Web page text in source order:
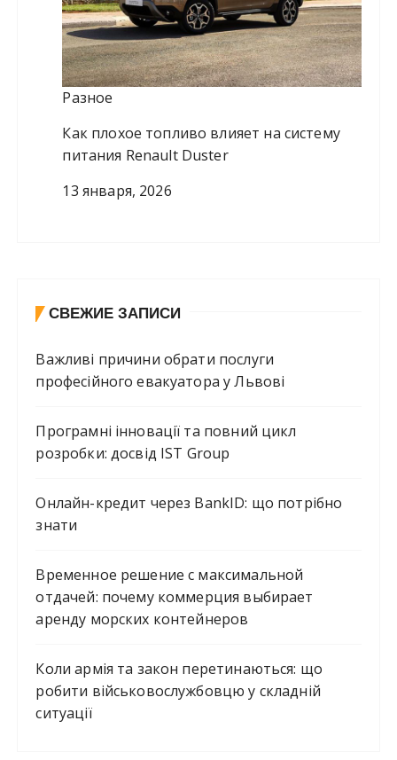
Разное
Как плохое топливо влияет на систему
питания Renault Duster
13 января, 2026
СВЕЖИЕ ЗАПИСИ
Важливі причини обрати послуги
професійного евакуатора у Львові
Програмні інновації та повний цикл
розробки: досвід IST Group
Онлайн-кредит через BankID: що потрібно
знати
Временное решение с максимальной
отдачей: почему коммерция выбирает
аренду морских контейнеров
Коли армія та закон перетинаються: що
робити військовослужбовцю у складній
ситуації